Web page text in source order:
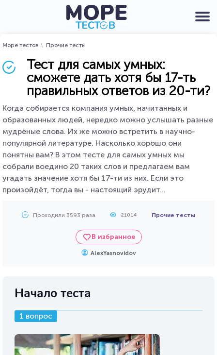
Море тестов Прочие тесты
Тест для самых умных:
сможете дать хотя бы 17-ть
правильных ответов из 20-ти?
Когда собирается компания умных, начитанных и
образованных людей, нередко можно услышать разные
мудрёные слова. Их же можно встретить в научно-
популярной литературе. Насколько хорошо они
понятны вам? В этом тесте для самых умных мы
собрали воедино 20 таких слов и предлагаем вам
угадать значение хотя бы 17-ти из них. Если это
произойдёт, тогда вы - настоящий эрудит...
Проходили 3593 раза 21014 Прочие тесты
В избранное
AlexYasnovidov
Начало теста
1 вопрос